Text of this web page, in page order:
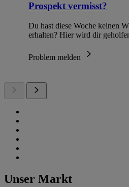
Prospekt vermisst?
Du hast diese Woche keinen
erhalten? Hier wird dir
Problem melden
Unser Markt